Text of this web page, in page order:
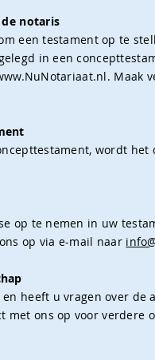
notaris
een testament op te
in een
Maak
wordt
op te nemen in uw
op via e-mail naar
heeft u vragen over de
met ons op voor verdere